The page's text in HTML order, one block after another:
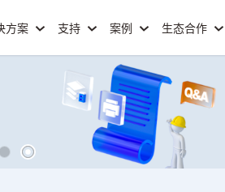
方案 支持 案例 生态合作